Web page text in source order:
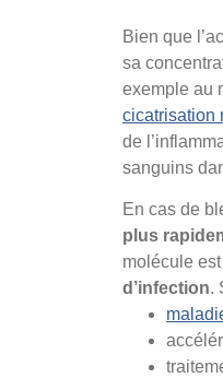
Bien que
sa
exemple au
cicatrisation
de
sanguins
En cas de
plus
molécule
d’infection.